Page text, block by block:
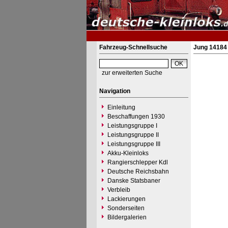
Fahrzeug-Schnellsuche
zur erweiterten Suche
Navigation
Einleitung
Beschaffungen 1930
Leistungsgruppe I
Leistungsgruppe II
Leistungsgruppe III
Akku-Kleinloks
Rangierschlepper Kdl
Deutsche Reichsbahn
Danske Statsbaner
Verbleib
Lackierungen
Sonderseiten
Bildergalerien
Jung